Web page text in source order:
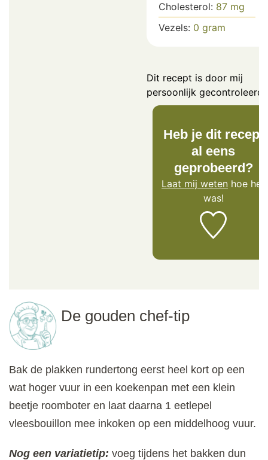
Cholesterol: 87 mg
Vezels: 0 gram
Dit recept is door mij
persoonlijk gecontroleerd.
Heb je dit recept
al eens
geprobeerd?
Laat mij weten hoe het
was!
De gouden chef-tip
Bak de plakken rundertong eerst heel kort op een
wat hoger vuur in een koekenpan met een klein
beetje roomboter en laat daarna 1 eetlepel
vleesbouillon mee inkoken op een middelhoog vuur.
Nog een variatietip: voeg tijdens het bakken dun